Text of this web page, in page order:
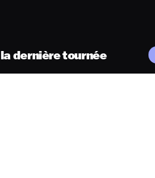
la dernière tournée